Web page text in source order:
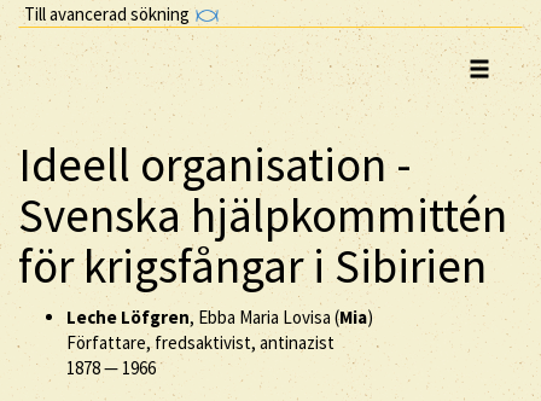
Till avancerad sökning
Ideell organisation -
Svenska hjälpkommittén
för krigsfångar i Sibirien
Leche Löfgren, Ebba Maria Lovisa (Mia)
Författare, fredsaktivist, antinazist
1878— 1966